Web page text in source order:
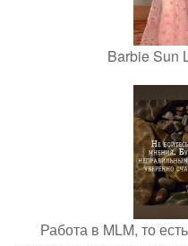
Barbie Sun
Работа в MLM, то